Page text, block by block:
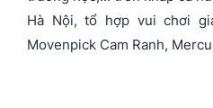
Hà Nội, tổ hợp vui chơi
Movenpick Cam Ranh,